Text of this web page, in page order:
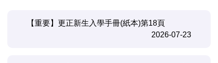
【重要】更正新生入學手冊(紙本)第18頁
2026-07-23